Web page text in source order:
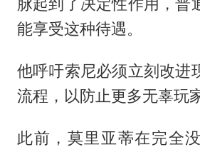
能享受这种待遇。
他呼吁索尼必须立刻改进
流程，以防止更多无辜玩
此前，莫里亚蒂在完全